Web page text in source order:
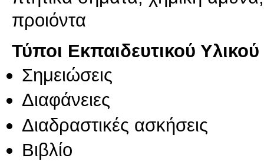
προιόντα
Τύποι Εκπαιδευτικού Υλικού
Σημειώσεις
Διαφάνειες
Διαδραστικές ασκήσεις
Βιβλίο